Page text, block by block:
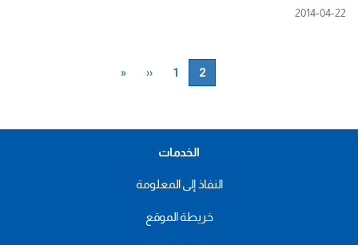
2014-04-22
First
«
Previous
‹‹
الصفحة1
Current
page
2
الخدمات
النفاذ إلى المعلومة
خريطة الموقع